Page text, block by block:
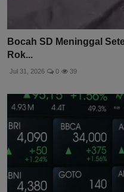
Bocah SD Meninggal
Rok...
Jul 31, 2026 0 39